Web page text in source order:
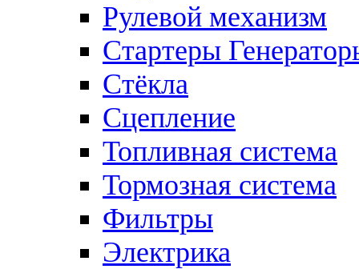
Рулевой механизм
Стартеры
Стёкла
Сцепление
Топливная система
Тормозная система
Фильтры
Электрика